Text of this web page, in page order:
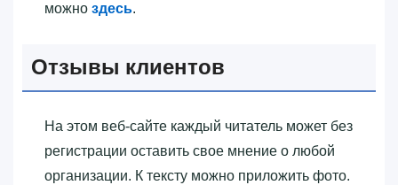
можно здесь.
Отзывы клиентов
На этом веб-сайте каждый читатель может без
регистрации оставить свое мнение о любой
организации. К тексту можно приложить фото.